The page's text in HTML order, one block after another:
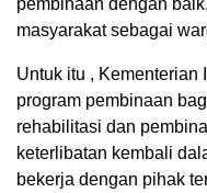
masyarakat sebagai
Untuk itu , Kementerian
program pembinaan
rehabilitasi dan
keterlibatan kembali
bekerja dengan pihak